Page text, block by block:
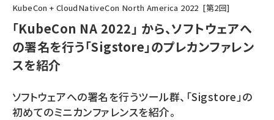
加藤銘のチーム貢献～仲間と築いた勝利の絆～ (2338)
iot女子会 (2299)
北海道をのんびり旅する晴山佳須夫のヒント集！ (2060)
drupal (1973)
genai (1501)
KubeCon + CloudNativeCon North America 2022 第2回
「KubeCon NA 2022」 から、ソフトウェアへ
の署名を行う「Sigstore」のプレカンファレン
スを紹介
ソフトウェアへの署名を行うツール群、「Sigstore」の
初めてのミニカンファレンスを紹介。